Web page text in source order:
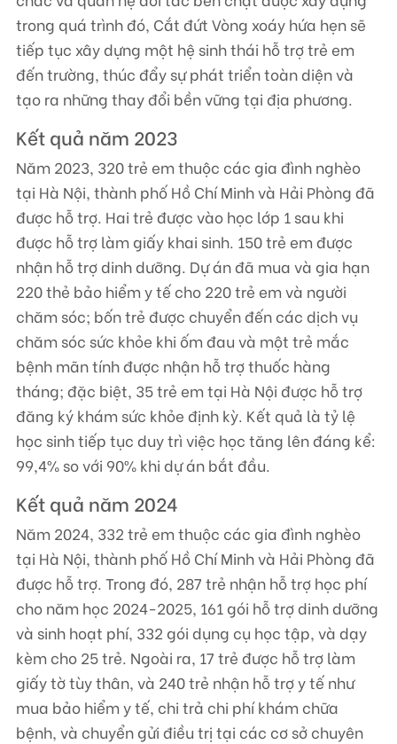
trong quá trình đó, Cắt đứt Vòng xoáy hứa hẹn sẽ
tiếp tục xây dựng một hệ sinh thái hỗ trợ trẻ em
đến trường, thúc đẩy sự phát triển toàn diện và
tạo ra những thay đổi bền vững tại địa phương.
Kết quả năm 2023
Năm 2023, 320 trẻ em thuộc các gia đình nghèo
tại Hà Nội, thành phố Hồ Chí Minh và Hải Phòng đã
được hỗ trợ. Hai trẻ được vào học lớp 1 sau khi
được hỗ trợ làm giấy khai sinh. 150 trẻ em được
nhận hỗ trợ dinh dưỡng. Dự án đã mua và gia hạn
220 thẻ bảo hiểm y tế cho 220 trẻ em và người
chăm sóc; bốn trẻ được chuyển đến các dịch vụ
chăm sóc sức khỏe khi ốm đau và một trẻ mắc
bệnh mãn tính được nhận hỗ trợ thuốc hàng
tháng; đặc biệt, 35 trẻ em tại Hà Nội được hỗ trợ
đăng ký khám sức khỏe định kỳ. Kết quả là tỷ lệ
học sinh tiếp tục duy trì việc học tăng lên đáng kể:
99,4% so với 90% khi dự án bắt đầu.
Kết quả năm 2024
Năm 2024, 332 trẻ em thuộc các gia đình nghèo
tại Hà Nội, thành phố Hồ Chí Minh và Hải Phòng đã
được hỗ trợ. Trong đó, 287 trẻ nhận hỗ trợ học phí
cho năm học 2024-2025, 161 gói hỗ trợ dinh dưỡng
và sinh hoạt phí, 332 gói dụng cụ học tập, và dạy
kèm cho 25 trẻ. Ngoài ra, 17 trẻ được hỗ trợ làm
giấy tờ tùy thân, và 240 trẻ nhận hỗ trợ y tế như
mua bảo hiểm y tế, chi trả chi phí khám chữa
bệnh, và chuyển gửi điều trị tại các cơ sở chuyên